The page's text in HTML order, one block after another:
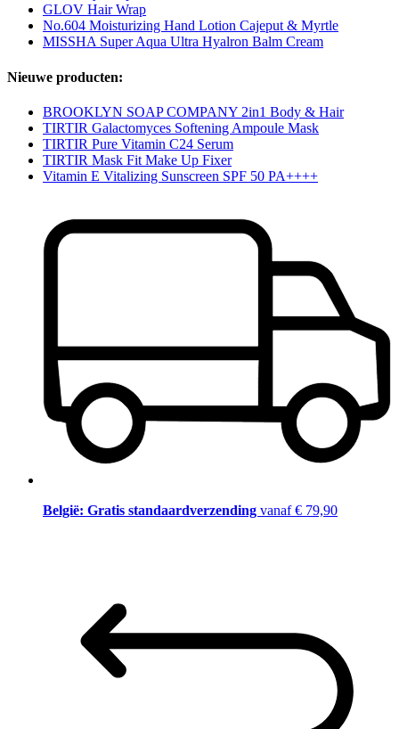
GLOV Hair Wrap
No.604 Moisturizing Hand Lotion Cajeput & Myrtle
MISSHA Super Aqua Ultra Hyalron Balm Cream
Nieuwe producten:
BROOKLYN SOAP COMPANY 2in1 Body & Hair
TIRTIR Galactomyces Softening Ampoule Mask
TIRTIR Pure Vitamin C24 Serum
TIRTIR Mask Fit Make Up Fixer
Vitamin E Vitalizing Sunscreen SPF 50 PA++++
België: Gratis standaardverzending vanaf € 79,90